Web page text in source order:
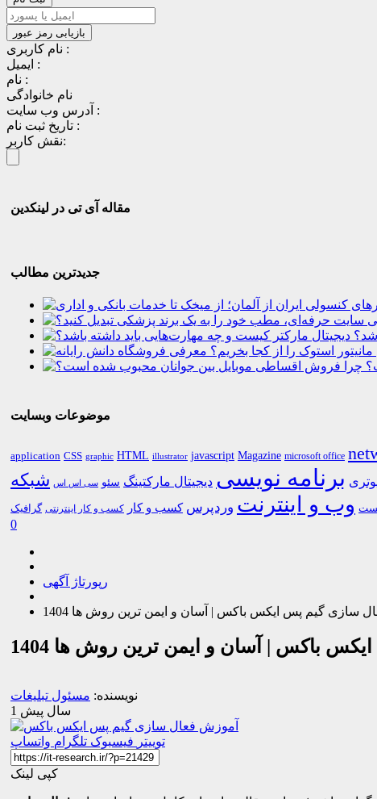
نام کاربری :
ایمیل :
نام :
نام خانوادگی
آدرس وب سایت :
تاریخ ثبت نام :
نقش کاربر:
مقاله آی تی در لینکدین
جدیدترین مطالب
موضوعات وبسایت
application CSS graphic HTML illustrator javascript Magazine microsoft office
برنامه نویسی دیجیتال مارکتینگ سئو سی اس اس شبکه
وب و اینترنت وردپرس کسب و کار کسب و کار اینترنتی گرافیک
0
رپورتاژ آگهی
سازی گیم پس ایکس باکس | آسان و ایمن ترین روش ها 1404
باکس | آسان و ایمن ترین روش ها 1404
نویسنده: مسئول تبلیغات
1 سال پیش
توییتر فیسبوک تلگرام واتساپ
کپی لینک